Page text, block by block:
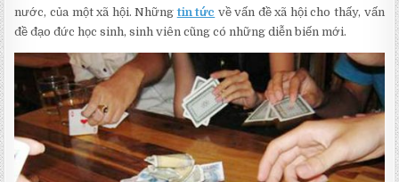
nước, của một xã hội. Nhữngtin tức về vấn đề xã hội cho thấy, vấn
đề đạo đức học sinh, sinh viên cũng có những diễn biến mới.